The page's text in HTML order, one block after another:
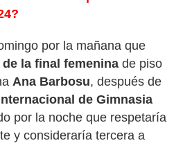
por la mañana que
de la final femenina de piso
Ana Barbosu, después de
de Gimnasia
por la noche que respetaría
y consideraría tercera a